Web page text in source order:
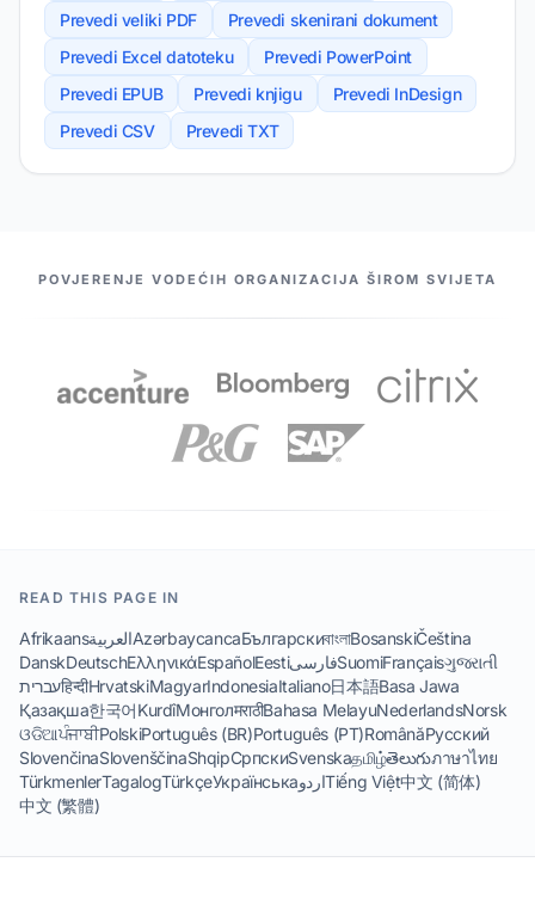
Prevedi veliki PDF
Prevedi skenirani dokument
Prevedi Excel datoteku
Prevedi PowerPoint
Prevedi EPUB
Prevedi knjigu
Prevedi InDesign
Prevedi CSV
Prevedi TXT
NAŠI PARTNERI
POVJERENJE VODEĆIH ORGANIZACIJA ŠIROM SVIJETA
READ THIS PAGE IN
AfrikaansالعربيةAzərbaycancaБългарскиবাংলাBosanskiČeština
DanskDeutschΕλληνικάEspañolEestiفارسیSuomiFrançaisગુજરાતી
עבריתहिन्दीHrvatskiMagyarIndonesiaItaliano日本語Basa Jawa
Қазақша한국어KurdîМонголमराठीBahasa MelayuNederlandsNorsk
ଓଡିଆਪੰਜਾਬੀPolskiPortuguês (BR)Português (PT)RomânăРусский
SlovenčinaSlovenščinaShqipСрпскиSvenskaதமிழ்తెలుగుภาษาไทย
TürkmenlerTagalogTürkçeУкраїнськаاردوTiếng Việt中文 (简体)
中文 (繁體)